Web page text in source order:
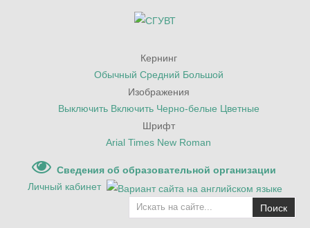
Кернинг
Обычный Средний Большой
Изображения
Выключить Включить Черно-белые Цветные
Шрифт
Arial Times New Roman
Сведения об образовательной организации
Личный кабинет
Поиск